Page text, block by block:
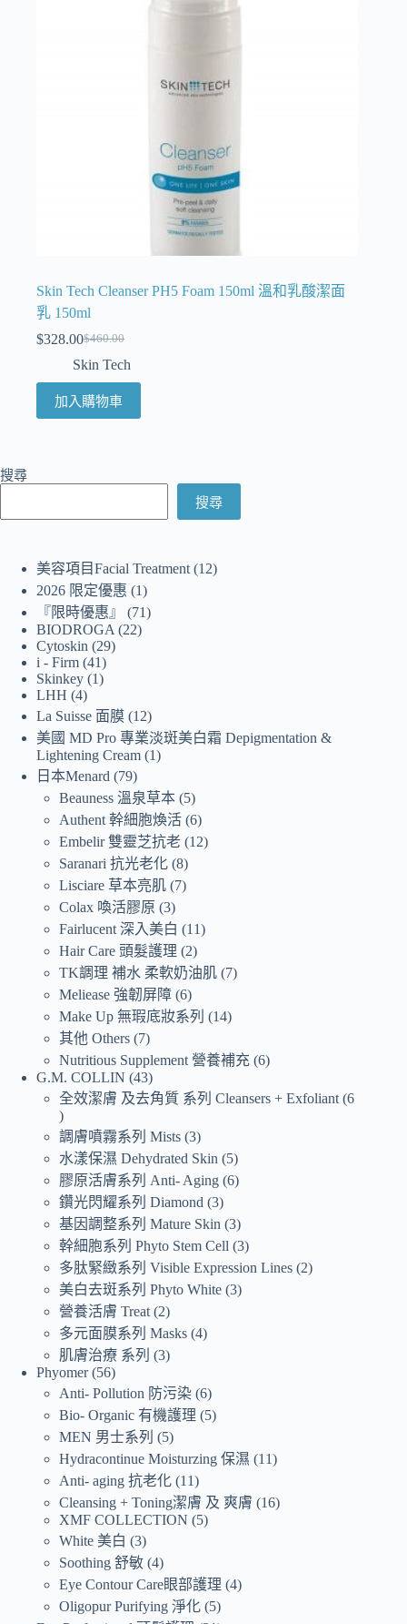
Skin Tech Cleanser PH5 Foam 150ml 溫和乳酸潔面
乳 150ml
$460.00
$328.00
Skin Tech
加入購物車
搜尋
搜尋
美容項目Facial Treatment 12
2026 限定優惠
1
『限時優惠』
71
BIODROGA
22
Cytoskin
29
i - Firm 41
Skinkey 1
LHH 4
La Suisse 面膜 12
美國 MD Pro 專業淡斑美白霜 Depigmentation &
Lightening Cream 1
日本Menard
79
Beauness 溫泉草本 5
Authent 幹細胞煥活 6
Embelir 雙靈芝抗老 12
Saranari 抗光老化 8
Lisciare 草本亮肌 7
Colax 喚活膠原 3
Fairlucent 深入美白
11
Hair Care 頭髮護理
2
TK調理 補水 柔軟奶油肌 7
Meliease 強韌屏障 6
Make Up 無瑕底妝系列
14
其他 Others 7
Nutritious Supplement 營養補充 6
G.M. COLLIN 43
全效潔膚 及去角質 系列 Cleansers + Exfoliant 6
調膚噴霧系列 Mists 3
水漾保濕 Dehydrated Skin
5
膠原活膚系列 Anti- Aging 6
鑽光閃耀系列 Diamond 3
基因調整系列 Mature Skin 3
幹細胞系列 Phyto Stem Cell 3
多肽緊緻系列 Visible Expression Lines 2
美白去斑系列 Phyto White 3
營養活膚 Treat 2
多元面膜系列 Masks 4
肌膚治療 系列
3
Phyomer 56
Anti- Pollution 防污染 6
Bio- Organic 有機護理
5
MEN 男士系列
5
Hydracontinue Moisturzing 保濕
11
Anti- aging 抗老化 11
Cleansing + Toning潔膚 及 爽膚
16
XMF COLLECTION
5
White 美白
3
Soothing 舒敏 4
Eye Contour Care眼部護理 4
Oligopur Purifying 淨化 5